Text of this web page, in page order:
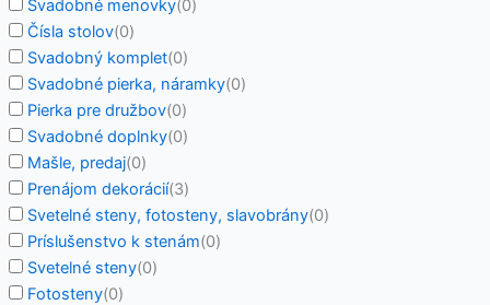
Svadobné menovky(0)
Čísla stolov(0)
Svadobný komplet(0)
Svadobné pierka, náramky(0)
Pierka pre družbov(0)
Svadobné doplnky(0)
Mašle, predaj(0)
Prenájom dekorácií(3)
Svetelné steny, fotosteny, slavobrány(0)
Príslušenstvo k stenám(0)
Svetelné steny(0)
Fotosteny(0)